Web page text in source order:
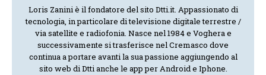
Loris Zanini è il fondatore del sito Dtti.it. Appassionato di
tecnologia, in particolare di televisione digitale terrestre /
via satellite e radiofonia. Nasce nel 1984 e Voghera e
successivamente si trasferisce nel Cremasco dove
continua a portare avanti la sua passione aggiungendo al
sito web di Dtti anche le app per Android e Iphone.